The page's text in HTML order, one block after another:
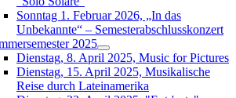
Sonntag 1. Februar 2026, „In das
Unbekannte“ – Semesterabschlusskonzert
2025
Dienstag, 8. April 2025, Music for Pictures
Dienstag, 15. April 2025, Musikalische
Reise durch Lateinamerika